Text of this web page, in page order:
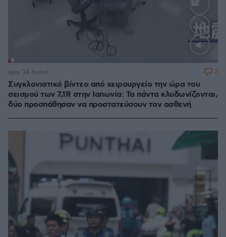
Συγκλονιστικό βίντεο από χειρουργείο την ώρα του
σεισμού των 7,1R στην Ιαπωνία: Τα πάντα κλυδωνίζονται,
δύο προσπάθησαν να προστατεύσουν τον ασθενή
πριν 34 λεπτά 2